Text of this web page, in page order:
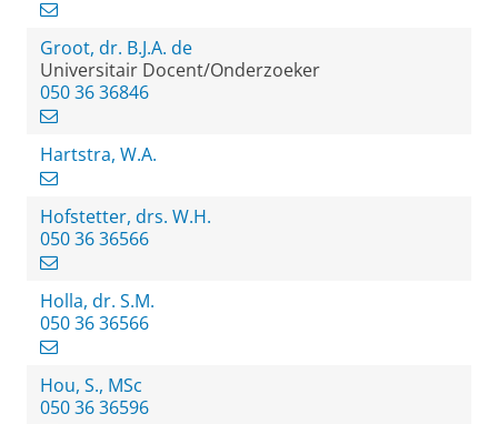
Groot, dr. B.J.A. de
Universitair Docent/Onderzoeker
050 36 36846
Hartstra, W.A.
Hofstetter, drs. W.H.
050 36 36566
Holla, dr. S.M.
050 36 36566
Hou, S., MSc
050 36 36596